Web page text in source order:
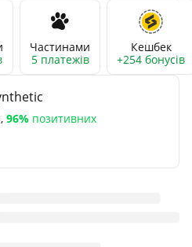
Частинами
5 платежів
Кешбек
+254 бонусів
, 96% позитивних